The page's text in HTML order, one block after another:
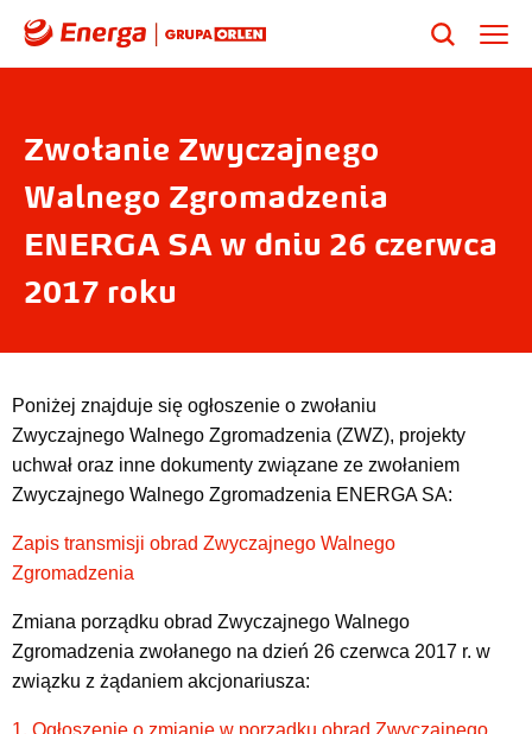
Zwołanie Zwyczajnego
Walnego Zgromadzenia
ENERGA SA w dniu 26 czerwca
2017 roku
Poniżej znajduje się ogłoszenie o zwołaniu
Zwyczajnego Walnego Zgromadzenia (ZWZ), projekty
uchwał oraz inne dokumenty związane ze zwołaniem
Zwyczajnego Walnego Zgromadzenia ENERGA SA:
Zapis transmisji obrad Zwyczajnego Walnego
Zgromadzenia
Zmiana porządku obrad Zwyczajnego Walnego
Zgromadzenia zwołanego na dzień 26 czerwca 2017 r. w
związku z żądaniem akcjonariusza:
1. Ogłoszenie o zmianie w porządku obrad Zwyczajnego